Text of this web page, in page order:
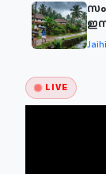
LIVE